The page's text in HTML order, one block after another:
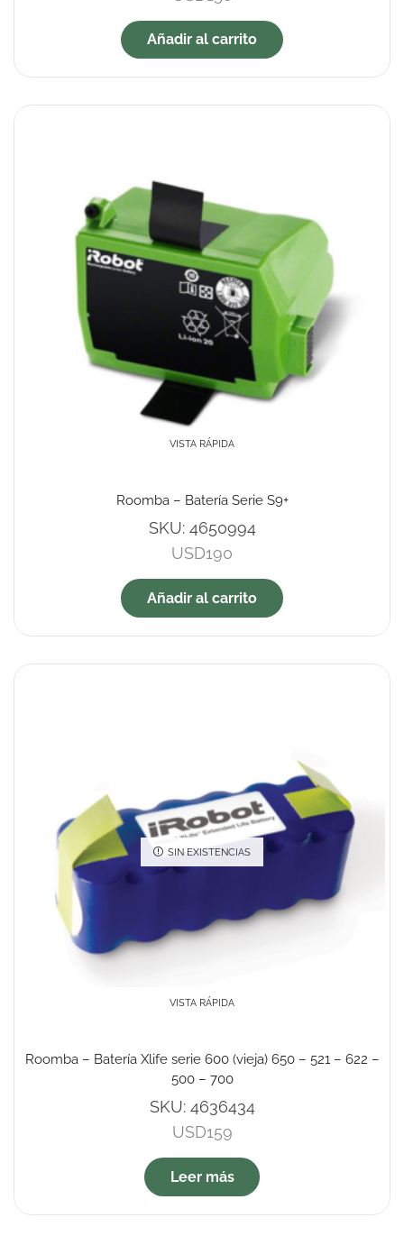
Añadir al carrito
VISTA RÁPIDA
Roomba – Batería Serie S9+
SKU: 4650994
USD190
Añadir al carrito
SIN EXISTENCIAS
VISTA RÁPIDA
Roomba – Batería Xlife serie 600 (vieja) 650 – 521 – 622 –
500 – 700
SKU: 4636434
USD159
Leer más